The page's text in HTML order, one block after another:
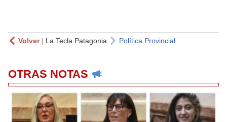
Volver| La Tecla Patagonia Política Provincial
OTRAS NOTAS